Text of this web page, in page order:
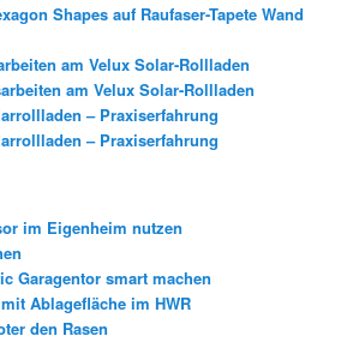
Shapes auf Raufaser-Tapete Wand
am Velux Solar-Rollladen
am Velux Solar-Rollladen
– Praxiserfahrung
– Praxiserfahrung
im Eigenheim nutzen
Garagentor smart machen
Ablagefläche im HWR
den Rasen